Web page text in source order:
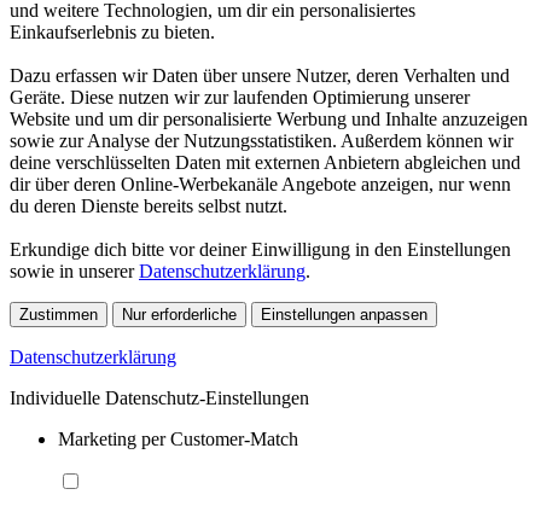
und weitere Technologien, um dir ein personalisiertes
Einkaufserlebnis zu bieten.
Dazu erfassen wir Daten über unsere Nutzer, deren Verhalten und
Geräte. Diese nutzen wir zur laufenden Optimierung unserer
Website und um dir personalisierte Werbung und Inhalte anzuzeigen
sowie zur Analyse der Nutzungsstatistiken. Außerdem können wir
deine verschlüsselten Daten mit externen Anbietern abgleichen und
dir über deren Online-Werbekanäle Angebote anzeigen, nur wenn
du deren Dienste bereits selbst nutzt.
Erkundige dich bitte vor deiner Einwilligung in den Einstellungen
sowie in unsererDatenschutzerklärung.
Zustimmen Nur erforderliche Einstellungen anpassen
Datenschutzerklärung
Individuelle Datenschutz-Einstellungen
Marketing per Customer-Match